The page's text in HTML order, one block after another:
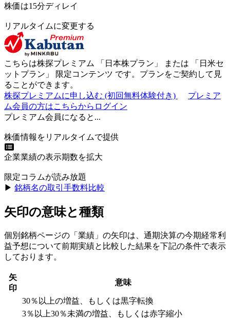
株価は15分ディレイ
リアルタイムに変更する
こちらは株探プレミアム 「 日本株プラン 」 または 「 日米セ
ットプラン 」 限定コンテンツ です。プランをご契約して見
ることができます。
株探プレミアムに申し込む (初回無料体験付き)
プレミア
ム会員の方はこちらからログイン
プレミアム会員になると...
株価情報をリアルタイムで提供
企業業績の表示期数を拡大
限定コラムが読み放題
▶︎ 銘柄名の取引手数料比較
矢印の意味と種類
個別銘柄ページの「業績」の矢印は、通期決算の今期経常利
益予想について前期実績と比較した結果を下記の条件で表示
しております。
矢
印
意味
30％以上の増益、もしくは黒字転換
3％以上30％未満の増益、もしくは赤字縮小